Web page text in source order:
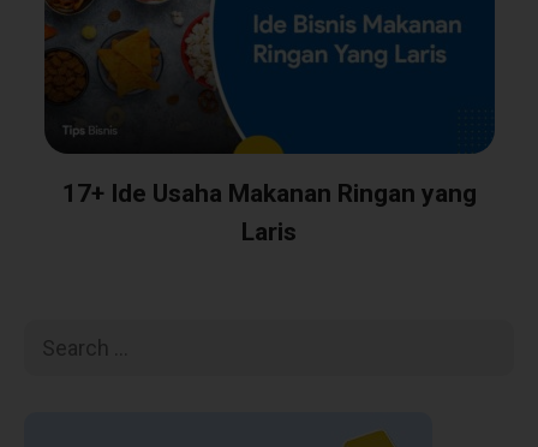
17+ Ide Usaha Makanan Ringan yang
Laris